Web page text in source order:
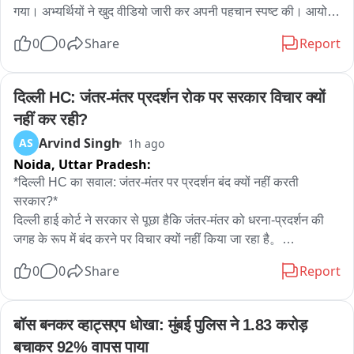
गया। अभ्यर्थियों ने खुद वीडियो जारी कर अपनी पहचान स्पष्ट की। आयोग
HeyRam, SpaceRani समेत सभी साथियों को अब मेंस की तैयारी के
0 0 Share Report
दिल्ली HC: जंतर-मंतर प्रदर्शन रोक पर सरकार विचार क्यों
नहीं कर रही?
AS Arvind Singh 1h ago
Noida, Uttar Pradesh:
*दिल्ली HC का सवाल: जंतर-मंतर पर प्रदर्शन बंद क्यों नहीं करती
सरकार?*
दिल्ली हाई कोर्ट ने सरकार से पूछा हैकि जंतर-मंतर को धरना-प्रदर्शन की
जगह के रूप में बंद करने पर विचार क्यों नहीं किया जा रहा है。
जस्टिस अमित महाजन ने कहा कि मेरी व्यक्तिगत राय में जंतर-मंतर या शहर
होती है। विरोध-प्रदर्शनों की वजह से सड़कें जाम हो जाती हैं, एंबुलेंस की
आवाजाही प्रभावित होती है और आम लोगों के कामकाज में बाधा आती है।
0 0 Share Report
बॉस बनकर व्हाट्सएप धोखा: मुंबई पुलिस ने 1.83 करोड़
बचाकर 92% वापस पाया